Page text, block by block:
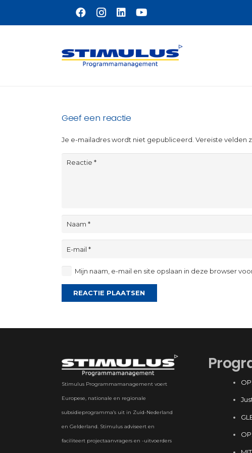
Geef een reactie
Je e-mailadres wordt niet gepubliceerd. Vereiste velden
Mijn naam, e-mail en site opslaan in deze browser
REACTIE PLAATSEN
Stimulus Programmamanagement voert
Europese, nationale en regionale
subsidieprogramma’s uit in Zuid-Nederland
en Gelderland. Stimulus adviseert en
faciliteert projectaanvragers en -uitvoerders